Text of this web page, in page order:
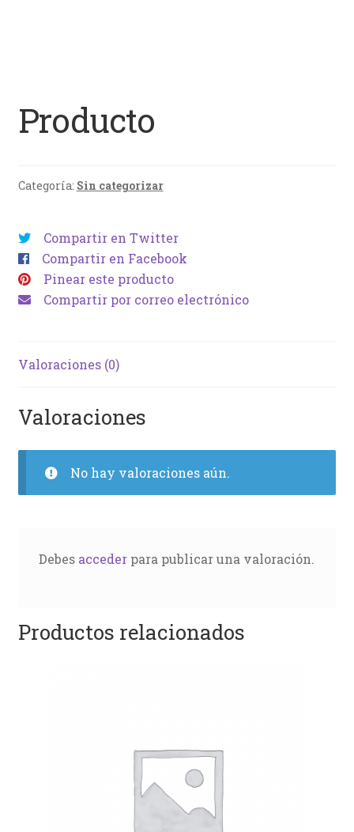
Producto
Categoría: Sin categorizar
Compartir en Twitter
Compartir en Facebook
Pinear este producto
Compartir por correo electrónico
Valoraciones (0)
Valoraciones
No hay valoraciones aún.
Debes accederpara publicar una valoración.
Productos relacionados